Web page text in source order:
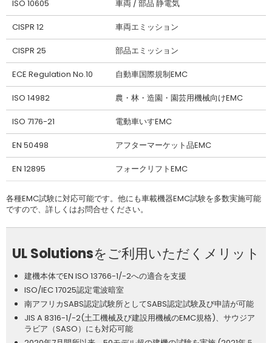
ISO 10605 車両 / 部品 静電気
CISPR 12 車両エミッション
CISPR 25 部品エミッション
ECE Regulation No.10 自動車国際規制EMC
ISO 14982 農・林・造園・園芸用機械向けEMC
ISO 7176-21 電動車いすEMC
EN 50498 アフターマーケット品EMC
EN 12895 フォークリフトEMC
各種EMC試験に対応可能です。他にも車載機器EMC試験を多数実施可能
ですので、詳しくはお問合せください。
UL Solutionsをご利用いただくメリット
建機本体でEN ISO 13766-1/-2への適合を支援
ISO/IEC 17025認定電波暗室
南アフリカSABS認定試験所としてSABS認定試験及び申請が可能
JIS A 8316-1/-2(土工機械及び建設用機械のEMC規格)、サウジア
ラビア（SASO）にも対応可能